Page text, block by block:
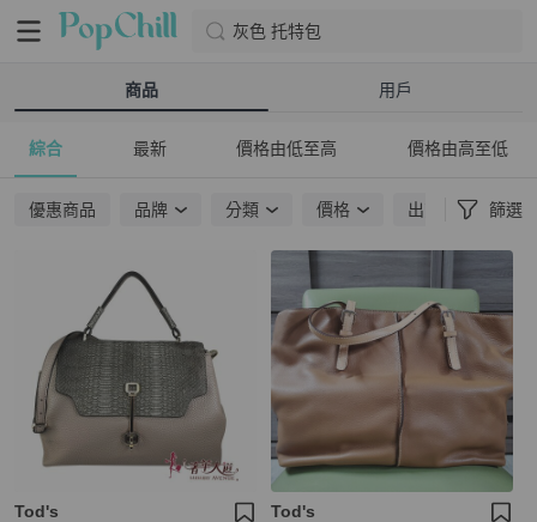
灰色 托特包
商品 用戶
綜合 最新 價格由低至高 價格由高至低
優惠商品 品牌 分類 價格 出貨地點 篩選
Tod's Tod's